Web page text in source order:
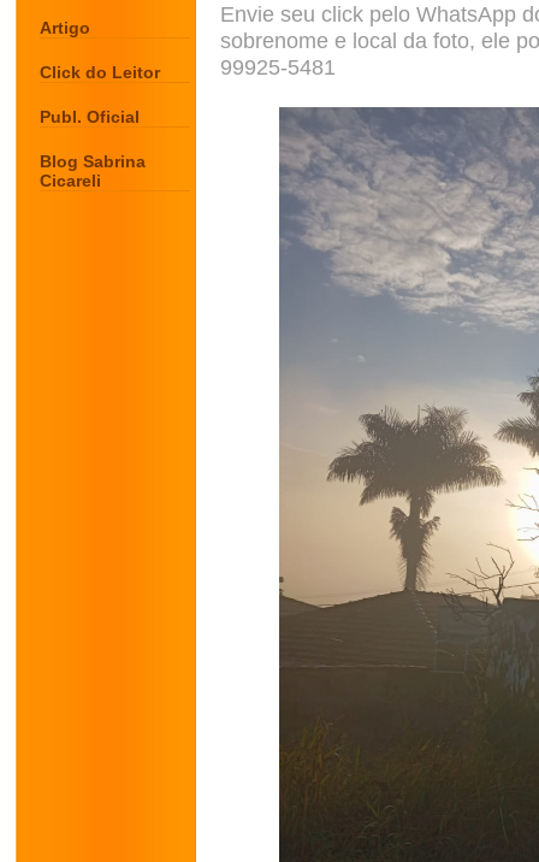
Artigo
Click do Leitor
Publ. Oficial
Blog Sabrina
Cicareli
Envie seu click pelo WhatsApp
sobrenome e local da foto, ele
99925-5481